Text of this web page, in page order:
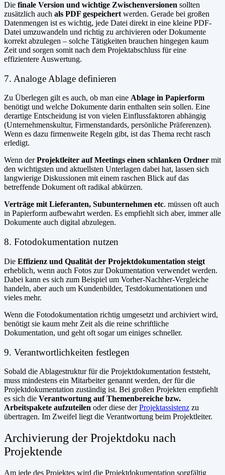
Die finale Version und wichtige Zwischenversionen sollten
zusätzlich auch als PDF gespeichert werden. Gerade bei großen
Datenmengen ist es wichtig, jede Datei direkt in eine kleine PDF-
Datei umzuwandeln und richtig zu archivieren oder Dokumente
korrekt abzulegen – solche Tätigkeiten brauchen hingegen kaum
Zeit und sorgen somit nach dem Projektabschluss für eine
effizientere Auswertung.
7. Analoge Ablage definieren
Zu Überlegen gilt es auch, ob man eine Ablage in Papierform
benötigt und welche Dokumente darin enthalten sein sollen. Eine
derartige Entscheidung ist von vielen Einflussfaktoren abhängig
(Unternehmenskultur, Firmenstandards, persönliche Präferenzen).
Wenn es dazu firmenweite Regeln gibt, ist das Thema recht rasch
erledigt.
Wenn derProjektleiter auf Meetings einen schlanken Ordner mit
den wichtigsten und aktuellsten Unterlagen dabei hat, lassen sich
langwierige Diskussionen mit einem raschen Blick auf das
betreffende Dokument oft radikal abkürzen.
Verträge mit Lieferanten, Subunternehmen etc. müssen oft auch
in Papierform aufbewahrt werden. Es empfiehlt sich aber, immer alle
Dokumente auch digital abzulegen.
8. Fotodokumentation nutzen
Die Effizienz und Qualität der Projektdokumentation steigt
erheblich, wenn auch Fotos zur Dokumentation verwendet werden.
Dabei kann es sich zum Beispiel um Vorher-Nachher-Vergleiche
handeln, aber auch um Kundenbilder, Testdokumentationen und
vieles mehr.
Wenn die Fotodokumentation richtig umgesetzt und archiviert wird,
benötigt sie kaum mehr Zeit als die reine schriftliche
Dokumentation, und geht oft sogar um einiges schneller.
9. Verantwortlichkeiten festlegen
Sobald die Ablagestruktur für die Projektdokumentation feststeht,
muss mindestens ein Mitarbeiter genannt werden, der für die
Projektdokumentation zuständig ist. Bei großen Projekten empfiehlt
es sich die Verantwortung auf Themenbereiche bzw.
Arbeitspakete aufzuteilen oder diese derProjektassistenz zu
übertragen. Im Zweifel liegt die Verantwortung beim Projektleiter.
Archivierung der Projektdoku nach
Projektende
Am jede des Projektes wird die Projektdokumentation sorgfältig